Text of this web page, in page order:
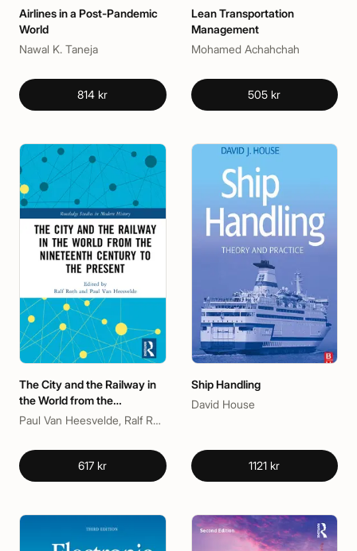
Airlines in a Post-Pandemic
World
Nawal K. Taneja
814 kr
Lean Transportation
Management
Mohamed Achahchah
505 kr
The City and the Railway in
the World from the
Nineteenth Century to thePaul Van Heesvelde, Ralf Roth
617 kr
Ship Handling
David House
1121 kr